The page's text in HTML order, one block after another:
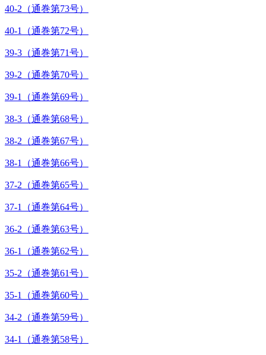
40-2（通巻第73号）
40-1（通巻第72号）
39-3（通巻第71号）
39-2（通巻第70号）
39-1（通巻第69号）
38-3（通巻第68号）
38-2（通巻第67号）
38-1（通巻第66号）
37-2（通巻第65号）
37-1（通巻第64号）
36-2（通巻第63号）
36-1（通巻第62号）
35-2（通巻第61号）
35-1（通巻第60号）
34-2（通巻第59号）
34-1（通巻第58号）